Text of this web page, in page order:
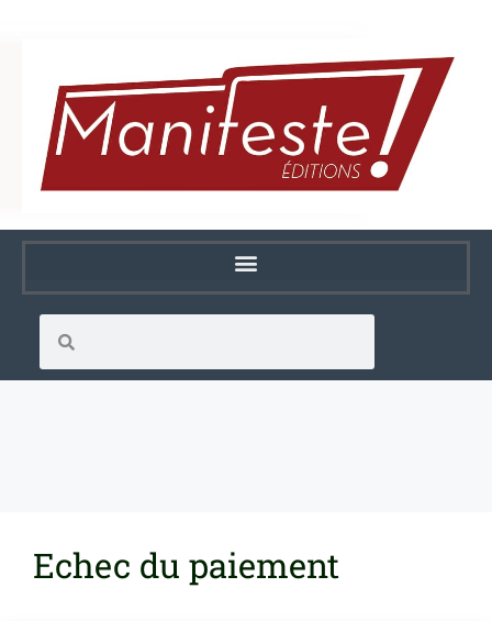
Echec du paiement